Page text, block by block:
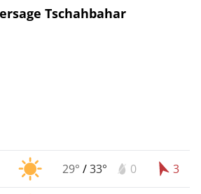
Tschahbahar
29° /33° 0 3